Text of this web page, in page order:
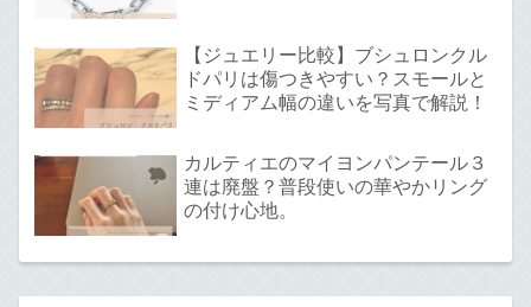
【ジュエリー比較】ブシュロンクル
ドパリは傷つきやすい？スモールと
ミディアム幅の違いを写真で解説！
カルティエのマイヨンパンテール３
連は廃盤？普段使いの華やかリング
の付け心地。